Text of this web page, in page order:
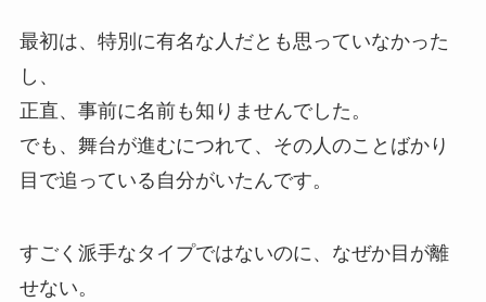
最初は、特別に有名な人だとも思っていなかった
し、
正直、事前に名前も知りませんでした。
でも、舞台が進むにつれて、その人のことばかり
目で追っている自分がいたんです。
すごく派手なタイプではないのに、なぜか目が離
せない。